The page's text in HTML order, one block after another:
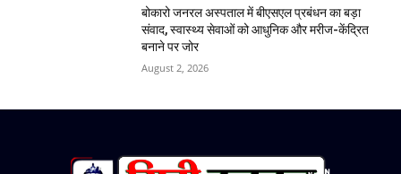
बोकारो जनरल अस्पताल में बीएसएल प्रबंधन का बड़ा
संवाद, स्वास्थ्य सेवाओं को आधुनिक और मरीज-केंद्रित
बनाने पर जोर
August 2, 2026